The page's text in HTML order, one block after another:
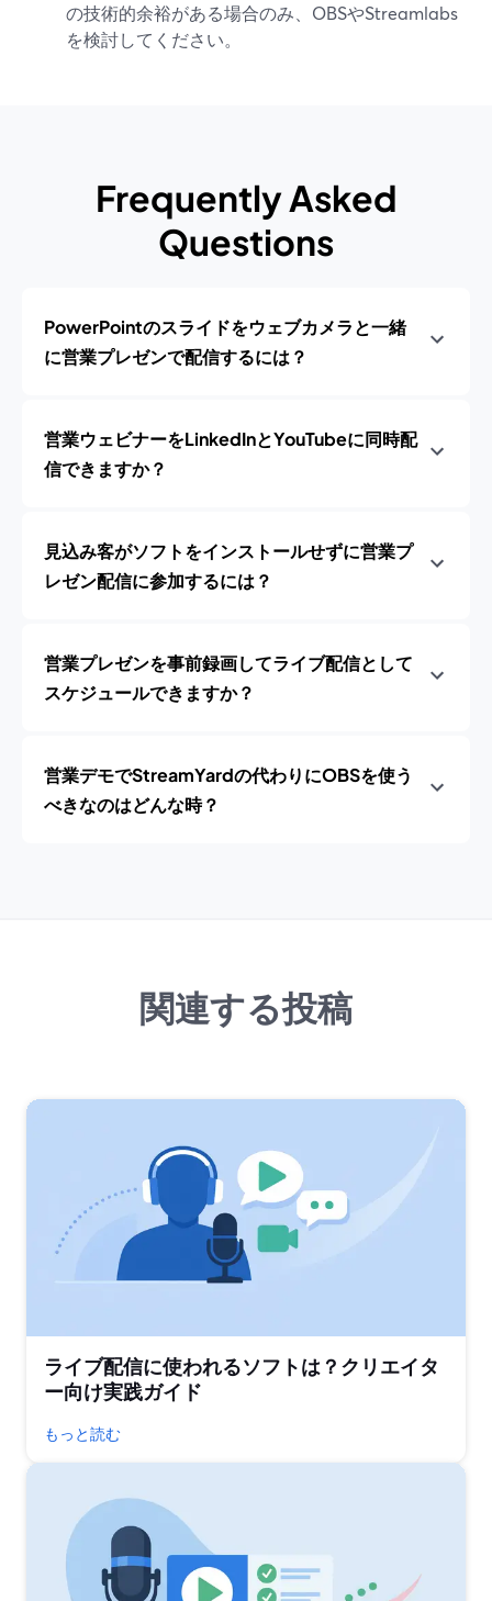
の技術的余裕がある場合のみ、OBSやStreamlabs
を検討してください。
Frequently Asked
Questions
PowerPointのスライドをウェブカメラと一緒
に営業プレゼンで配信するには？
営業ウェビナーをLinkedInとYouTubeに同時配
信できますか？
見込み客がソフトをインストールせずに営業プ
レゼン配信に参加するには？
営業プレゼンを事前録画してライブ配信として
スケジュールできますか？
営業デモでStreamYardの代わりにOBSを使う
べきなのはどんな時？
関連する投稿
ライブ配信に使われるソフトは？クリエイタ
ー向け実践ガイド
もっと読む